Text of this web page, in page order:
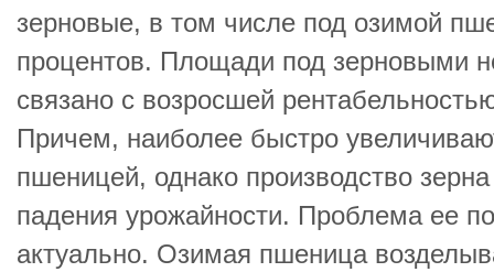
зерновые, в том числе под озимой
процентов. Площади под зерновыми
связано с возросшей
Причем, наиболее быстро
пшеницей, однако производство
падения урожайности. Проблема ее
актуально. Озимая пшеница